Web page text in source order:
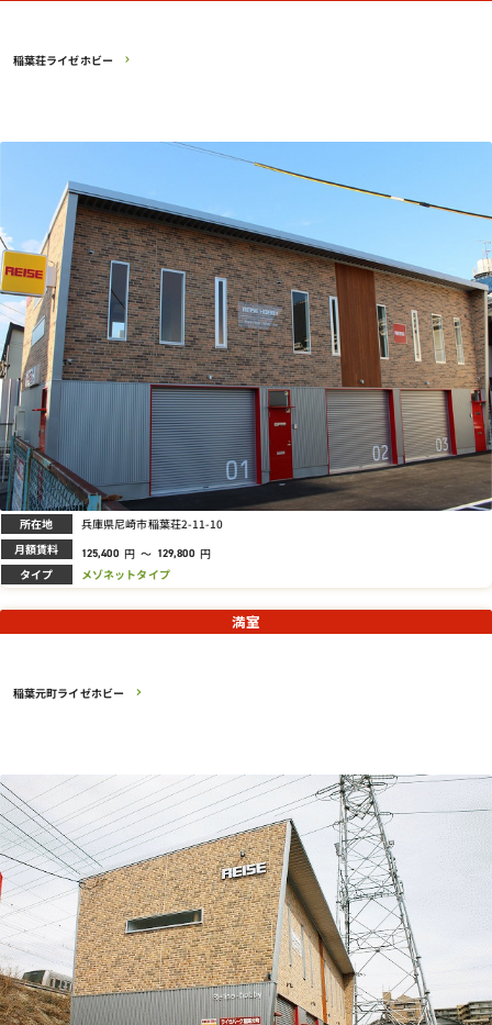
稲葉荘ライゼホビー
所在地 兵庫県尼崎市稲葉荘2-11-10
月額賃料 125,400 円 ～ 129,800 円
タイプ メゾネットタイプ
稲葉元町ライゼホビー
満室